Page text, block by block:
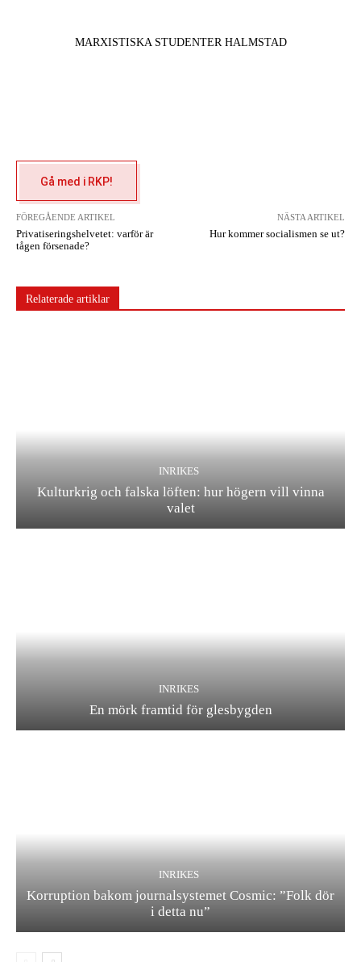
MARXISTISKA STUDENTER HALMSTAD
Gå med i RKP!
FÖREGÅENDE ARTIKEL
Privatiseringshelvetet: varför är
tågen försenade?
NÄSTA ARTIKEL
Hur kommer socialismen se ut?
Relaterade artiklar
INRIKES
Kulturkrig och falska löften: hur högern vill vinna
valet
INRIKES
En mörk framtid för glesbygden
INRIKES
Korruption bakom journalsystemet Cosmic: ”Folk dör
i detta nu”